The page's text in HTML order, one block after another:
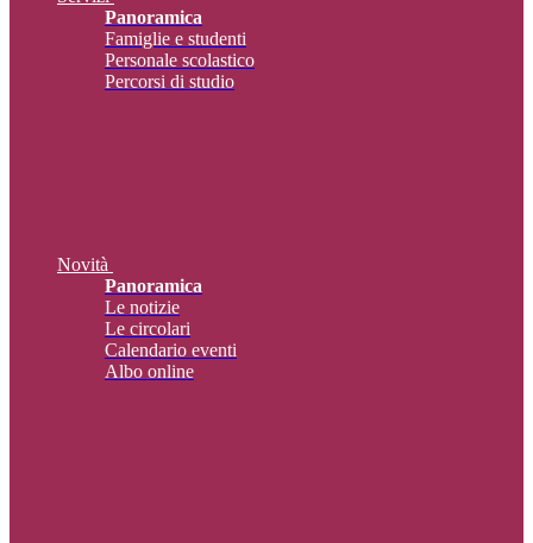
Panoramica
Famiglie e studenti
Personale scolastico
Percorsi di studio
Novità
Panoramica
Le notizie
Le circolari
Calendario eventi
Albo online